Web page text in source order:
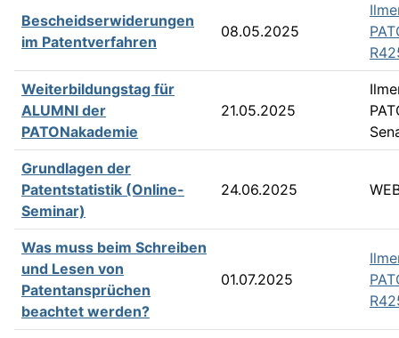
Bescheidserwiderungen
im Patentverfahren
08.05.2025
Weiterbildungstag für
ALUMNI der
PATONakademie
21.05.2025
Grundlagen der
Patentstatistik (Online-
Seminar)
24.06.2025
Was muss beim Schreiben
und Lesen von
Patentansprüchen
beachtet werden?
01.07.2025